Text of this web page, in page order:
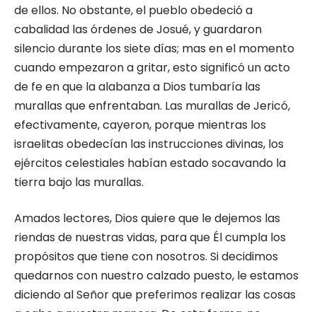
de ellos. No obstante, el pueblo obedeció a
cabalidad las órdenes de Josué, y guardaron
silencio durante los siete días; mas en el momento
cuando empezaron a gritar, esto significó un acto
de fe en que la alabanza a Dios tumbaría las
murallas que enfrentaban. Las murallas de Jericó,
efectivamente, cayeron, porque mientras los
israelitas obedecían las instrucciones divinas, los
ejércitos celestiales habían estado socavando la
tierra bajo las murallas.
Amados lectores, Dios quiere que le dejemos las
riendas de nuestras vidas, para que Él cumpla los
propósitos que tiene con nosotros. Si decidimos
quedarnos con nuestro calzado puesto, le estamos
diciendo al Señor que preferimos realizar las cosas